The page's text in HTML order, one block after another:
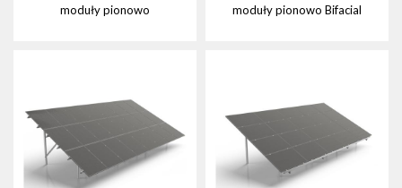
moduły pionowo
moduły pionowo Bifacial